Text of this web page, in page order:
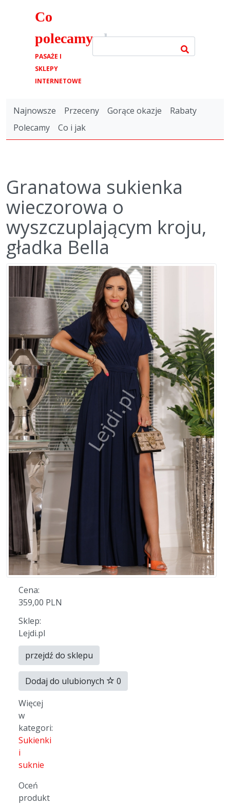
Co
polecamy.pl
PASAŻE I
SKLEPY
INTERNETOWE
Najnowsze Przeceny Gorące okazje
Rabaty
Polecamy
Co i jak
Granatowa sukienka
wieczorowa o
wyszczuplającym kroju,
gładka Bella
Cena:
359,00 PLN
Sklep:
Lejdi.pl
przejdź do sklepu
Dodaj do ulubionych
0
Więcej
w
kategori:
Sukienki
i
suknie
Oceń
produkt